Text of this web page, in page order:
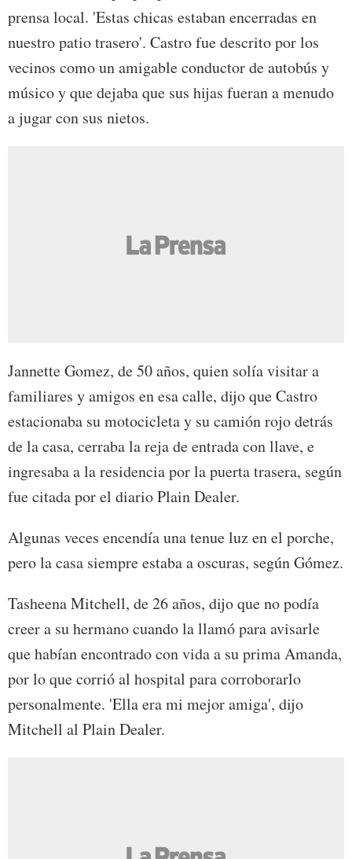
prensa local. 'Estas chicas estaban encerradas en
nuestro patio trasero'. Castro fue descrito por los
vecinos como un amigable conductor de autobús y
músico y que dejaba que sus hijas fueran a menudo
a jugar con sus nietos.
Jannette Gomez, de 50 años, quien solía visitar a
familiares y amigos en esa calle, dijo que Castro
estacionaba su motocicleta y su camión rojo detrás
de la casa, cerraba la reja de entrada con llave, e
ingresaba a la residencia por la puerta trasera, según
fue citada por el diario Plain Dealer.
Algunas veces encendía una tenue luz en el porche,
pero la casa siempre estaba a oscuras, según Gómez.
Tasheena Mitchell, de 26 años, dijo que no podía
creer a su hermano cuando la llamó para avisarle
que habían encontrado con vida a su prima Amanda,
por lo que corrió al hospital para corroborarlo
personalmente. 'Ella era mi mejor amiga', dijo
Mitchell al Plain Dealer.